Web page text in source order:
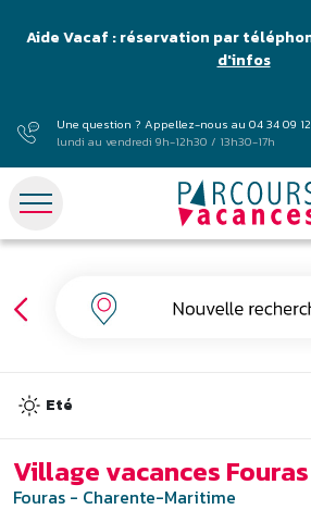
Aide Vacaf : réservation par
d'infos
Une question ? Appellez-nous au 04 34 09
lundi au vendredi 9h-12h30 / 13h30-17h
Eté
Village vacances
Fouras - Charente-Maritime